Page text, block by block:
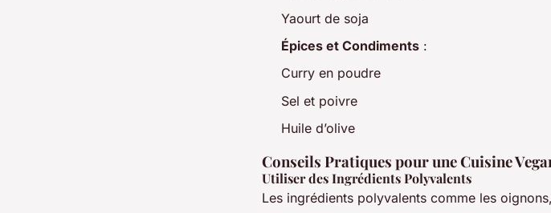
Yaourt de soja
Épices et Condiments :
Curry en poudre
Sel et poivre
Huile d’olive
Conseils Pratiques pour une Cuisine
Utiliser des Ingrédients Polyvalents
Les ingrédients polyvalents comme les